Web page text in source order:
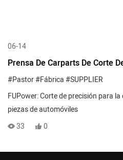
06-14
Prensa De Carparts De Corte
#Pastor#Fábrica#SUPPLIER
FUPower: Corte de precisión para
piezas de automóviles
33
0